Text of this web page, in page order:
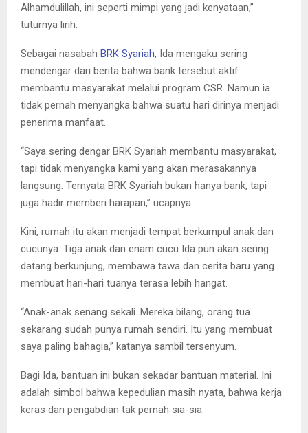
Alhamdulillah, ini seperti mimpi yang jadi kenyataan,”
tuturnya lirih.
Sebagai nasabah BRK Syariah, Ida mengaku sering
mendengar dari berita bahwa bank tersebut aktif
membantu masyarakat melalui program CSR. Namun ia
tidak pernah menyangka bahwa suatu hari dirinya menjadi
penerima manfaat.
“Saya sering dengar BRK Syariah membantu masyarakat,
tapi tidak menyangka kami yang akan merasakannya
langsung. Ternyata BRK Syariah bukan hanya bank, tapi
juga hadir memberi harapan,” ucapnya.
Kini, rumah itu akan menjadi tempat berkumpul anak dan
cucunya. Tiga anak dan enam cucu Ida pun akan sering
datang berkunjung, membawa tawa dan cerita baru yang
membuat hari-hari tuanya terasa lebih hangat.
“Anak-anak senang sekali. Mereka bilang, orang tua
sekarang sudah punya rumah sendiri. Itu yang membuat
saya paling bahagia,” katanya sambil tersenyum.
Bagi Ida, bantuan ini bukan sekadar bantuan material. Ini
adalah simbol bahwa kepedulian masih nyata, bahwa kerja
keras dan pengabdian tak pernah sia-sia.